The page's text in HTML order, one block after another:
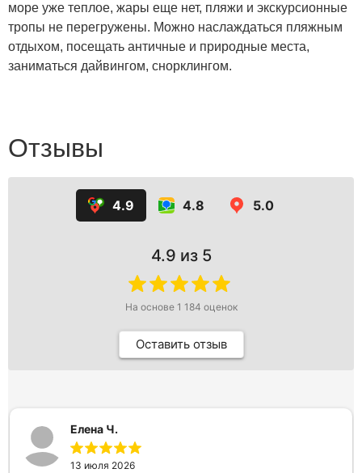
море уже теплое, жары еще нет, пляжи и экскурсионные
тропы не перегружены. Можно наслаждаться пляжным
отдыхом, посещать античные и природные места,
заниматься дайвингом, снорклингом.
Отзывы
4.9 4.8 5.0
4.9 из 5
На основе 1 184 оценок
Оставить отзыв
Елена Ч.
13 июля 2026